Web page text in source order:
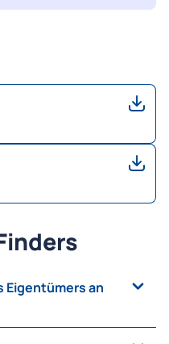
Eigentümers an